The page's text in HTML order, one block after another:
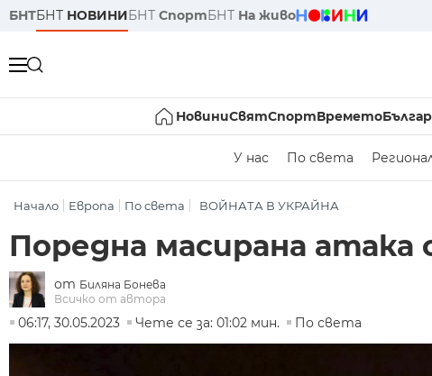
БНТБНТ НОВИНИБНТ СпортБНТ На живо
НовиниСвятСпортВремето
У нас По света
Начало Европа По света ВОЙНАТА В УКРАЙНА
Поредна масирана атака
от Биляна Бонева
Всичко от автора
06:17, 30.05.2023
Чете се за: 01:02 мин. По света